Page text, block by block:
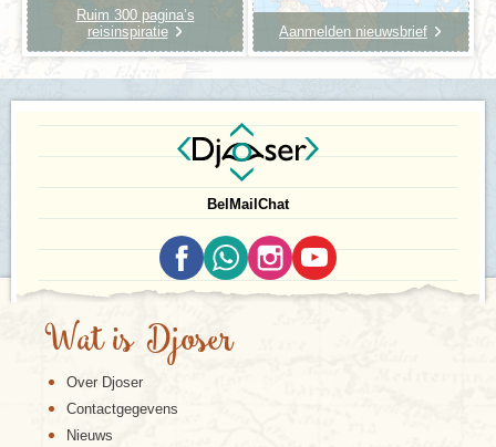
Ruim 300 pagina’s
reisinspiratie
Aanmelden nieuwsbrief
BelMailChat
Wat is Djoser
Over Djoser
Contactgegevens
Nieuws